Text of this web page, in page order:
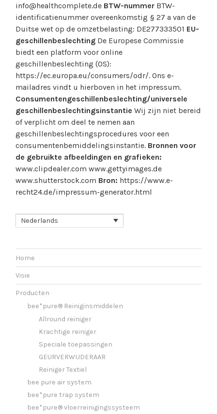
info@healthcomplete.de BTW-nummer BTW-
identificatienummer overeenkomstig § 27 a van de
Duitse wet op de omzetbelasting: DE277333501 EU-
geschillenbeslechting De Europese Commissie
biedt een platform voor online
geschillenbeslechting (OS):
https://ec.europa.eu/consumers/odr/. Ons e-
mailadres vindt u hierboven in het impressum.
Consumentengeschillenbeslechting/universele
geschillenbeslechtingsinstantie Wij zijn niet bereid
of verplicht om deel te nemen aan
geschillenbeslechtingsprocedures voor een
consumentenbemiddelingsinstantie. Bronnen voor
de gebruikte afbeeldingen en grafieken:
www.clipdealer.com www.gettyimages.de
www.shutterstock.com Bron: https://www.e-
recht24.de/impressum-generator.html
Nederlands
Home
Visie
Producten
bee*pure® Reiniginsmiddelen
Allround reiniger
Krachtige reiniger
Speciale toepassingen
GEURVERWIJDERAAR
Reiniger Textiel
bee pure air system
bee*pure trap system
bee*pure® vloerreinigingssysteem